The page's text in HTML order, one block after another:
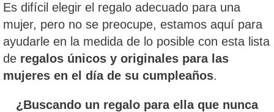
Es difícil elegir el regalo adecuado para una
mujer, pero no se preocupe, estamos aquí para
ayudarle en la medida de lo posible con esta lista
de regalos únicos y originales para las
mujeres en el día de su cumpleaños.
¿Buscando un regalo para ella que nunca